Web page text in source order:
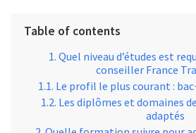
Table of contents
Quel niveau d’études est
conseiller France
Le profil le plus courant :
Les diplômes et domaines
adaptés